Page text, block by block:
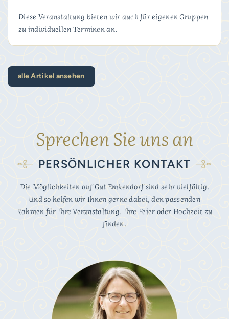
Diese Veranstaltung bieten wir auch für eigenen Gruppen
zu individuellen Terminen an.
alle Artikel ansehen
Sprechen Sie uns an
PERSÖNLICHER KONTAKT
Die Möglichkeiten auf Gut Emkendorf sind sehr vielfältig.
Und so helfen wir Ihnen gerne dabei, den passenden
Rahmen für Ihre Veranstaltung, Ihre Feier oder Hochzeit zu
finden.